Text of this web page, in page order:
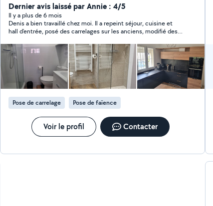
de salle d'eau et les petits travaux de plomberie
,électricité, montage de meubles en tout genres, pose
des équipements de la maison. Je me tiens à votre
disposition pour toutes informations, prix et délais.
Denis
Dernier avis laissé par Annie : 4/5
Il y a plus de 6 mois
Denis a bien travaillé chez moi. Il a repeint séjour, cuisine et
hall d'entrée, posé des carrelages sur les anciens, modifié des
sont très corrects. Bref je le recommande.
Pose de carrelage Pose de faïence
Voir le profil Contacter